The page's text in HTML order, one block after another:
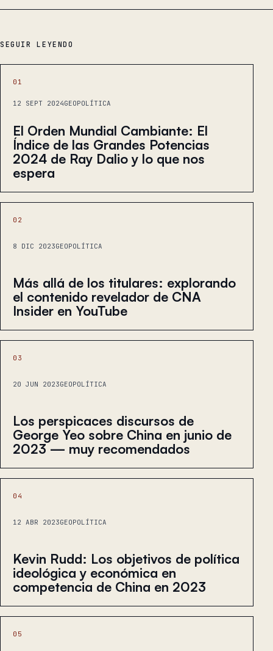
SEGUIR LEYENDO
01
12 SEPT 2024GEOPOLÍTICA
El Orden Mundial Cambiante: El
Índice de las Grandes Potencias
2024 de Ray Dalio y lo que nos
espera
02
8 DIC 2023GEOPOLÍTICA
Más allá de los titulares: explorando
el contenido revelador de CNA
Insider en YouTube
03
20 JUN 2023GEOPOLÍTICA
Los perspicaces discursos de
George Yeo sobre China en junio de
2023 — muy recomendados
04
12 ABR 2023GEOPOLÍTICA
Kevin Rudd: Los objetivos de política
ideológica y económica en
competencia de China en 2023
05